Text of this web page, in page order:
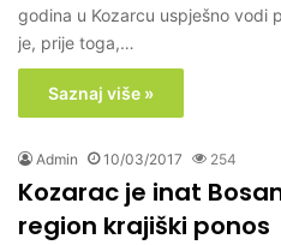
godina u Kozarcu uspješno vodi
je, prije toga,…
Saznaj više »
Admin 10/03/2017 254
Kozarac je inat
region krajiški ponos